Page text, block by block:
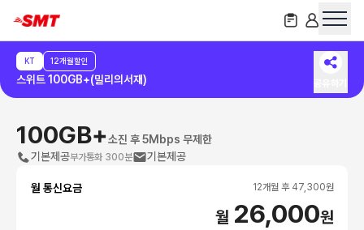
KT 12개월할인
스위트 100GB+(밀리의서재)
100GB+소진 후 5Mbps 무제한
기본제공부가통화 300분 기본제공
월 통신요금 12개월 후 47,300원
월 26,000원